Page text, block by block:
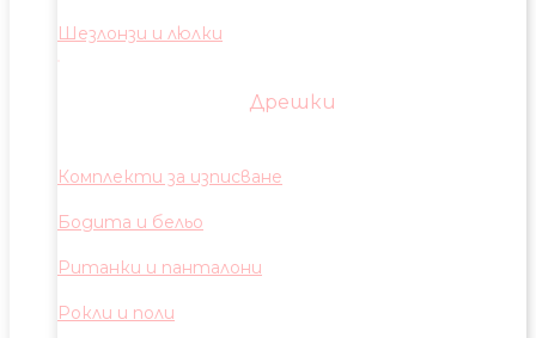
Шезлонзи и люлки
Дрешки
Комплекти за изписване
Бодита и бельо
Ританки и панталони
Рокли и поли